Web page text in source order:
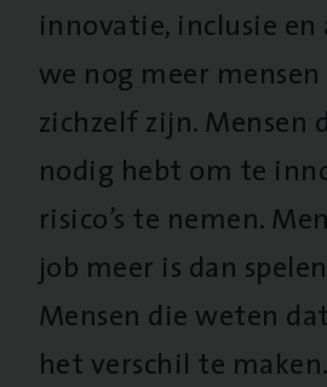
innovatie, inclusie
we nog meer
zichzelf zijn.
nodig hebt om te
risico’s te nemen.
job meer is dan
Mensen die weten
het verschil te